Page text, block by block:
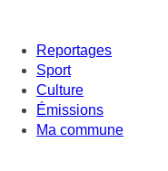
Reportages
Sport
Culture
Émissions
Ma commune